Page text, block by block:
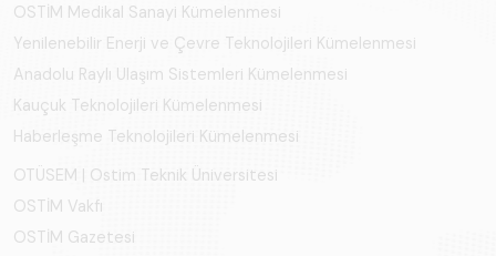
OSTİM Medikal Sanayi Kümelenmesi
Yenilenebilir Enerji ve Çevre Teknolojileri Kümelenmesi
Anadolu Raylı Ulaşım Sistemleri Kümelenmesi
Kauçuk Teknolojileri Kümelenmesi
Haberleşme Teknolojileri Kümelenmesi
OTÜSEM | Ostim Teknik Üniversitesi
OSTİM Vakfı
OSTİM Gazetesi